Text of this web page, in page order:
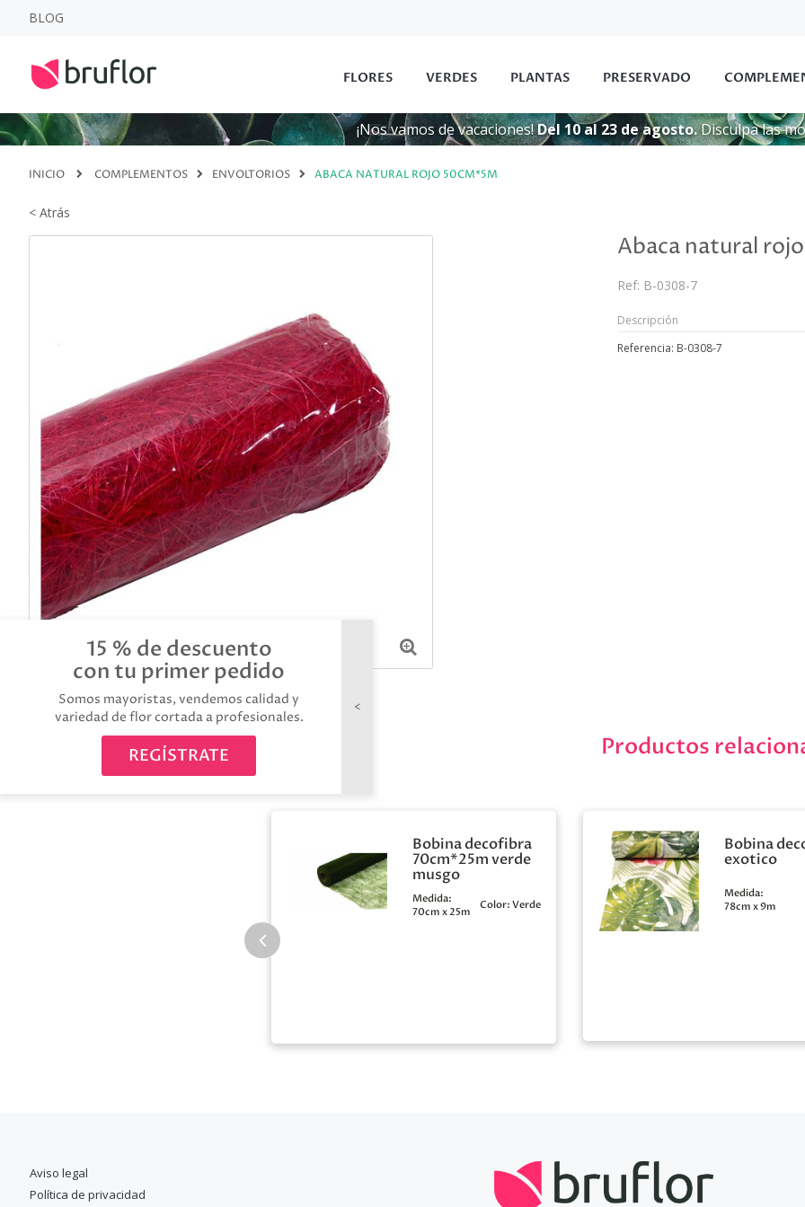
15 % de descuento
con tu primer pedido
Somos mayoristas, vendemos calidad y
variedad de flor cortada a profesionales.
REGÍSTRATE
BLOG
FLORES VERDES PLANTAS PRESERVADO
¡Nos vamos de vacaciones!Del 10 al 23 de agosto.Disculpa las
INICIO COMPLEMENTOS ENVOLTORIOS ABACA NATURAL ROJO 50CM*5M
< Atrás
Abaca natural
Ref: B-0308-7
Descripción
Referencia: B-0308-7
Productos
Bobina decofibra
70cm*25m verde
musgo
Medida:
70cm x 25m
Color: Verde
Bobina
exotico
Medida:
78cm x 9m
Aviso legal
Política de privacidad